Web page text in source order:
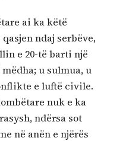
ai ka këtë
ndaj serbëve,
e 20-të barti një
u sulmua, u
e luftë civile.
nuk e ka
ndërsa sot
në anën e njërës